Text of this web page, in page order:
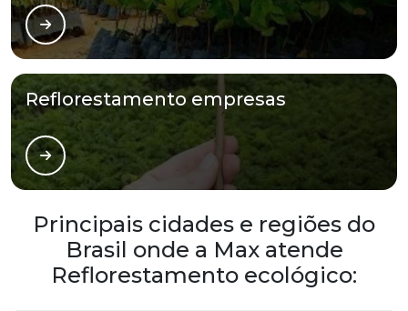
Reflorestamento empresas
Principais cidades e regiões do
Brasil onde a Max atende
Reflorestamento ecológico: